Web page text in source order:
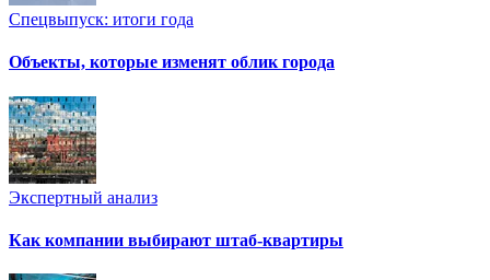
Спецвыпуск: итоги года
Объекты, которые изменят облик города
Экспертный анализ
Как компании выбирают штаб-квартиры